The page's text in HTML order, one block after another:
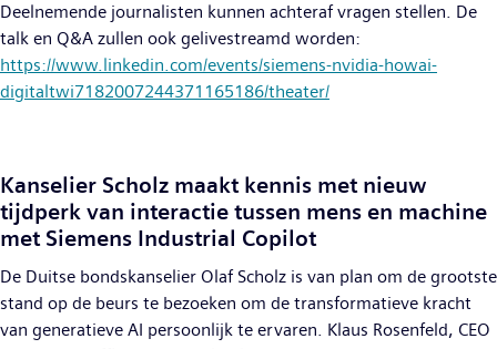
Deelnemende journalisten kunnen achteraf vragen stellen. De
talk en Q&A zullen ook gelivestreamd worden:
https://www.linkedin.com/events/siemens-nvidia-howai-
digitaltwi7182007244371165186/theater/
Kanselier Scholz maakt kennis met nieuw
tijdperk van interactie tussen mens en machine
met Siemens Industrial Copilot
De Duitse bondskanselier Olaf Scholz is van plan om de grootste
stand op de beurs te bezoeken om de transformatieve kracht
van generatieve AI persoonlijk te ervaren. Klaus Rosenfeld, CEO